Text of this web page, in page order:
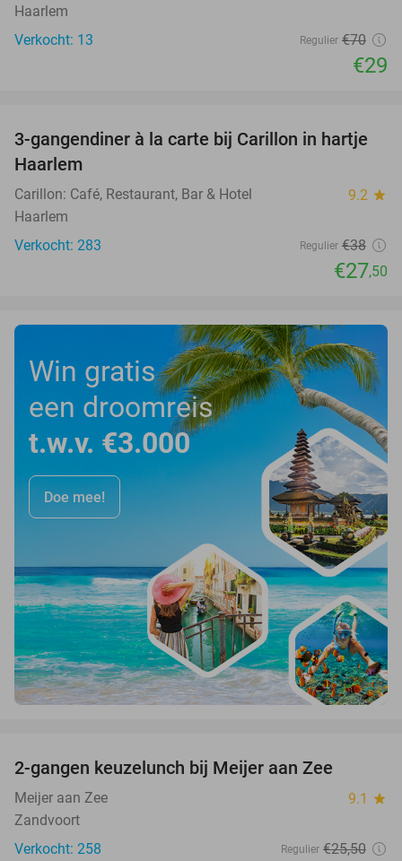
Haarlem
Verkocht: 13
Regulier €70
€29
28%
3-gangendiner à la carte bij Carillon in hartje
Haarlem
Carillon: Café, Restaurant, Bar & Hotel 9.2 star
Haarlem
Verkocht: 283
Regulier €38
€27,50
Win gratis
een droomreis
t.w.v. €3.000
Doe mee!
2-gangen keuzelunch bij Meijer aan Zee
Meijer aan Zee 9.1 star
Zandvoort
Verkocht: 258
Regulier €25,50